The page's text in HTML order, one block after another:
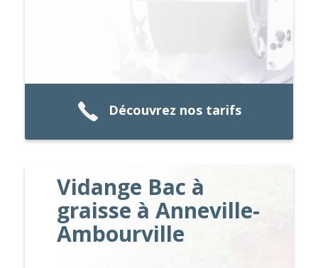
Découvrez nos tarifs
Vidange Bac à
graisse à Anneville-
Ambourville